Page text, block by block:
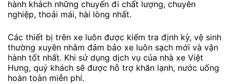
hành khách những chuyến đi chất lượng, chuyên
nghiệp, thoải mái, hài lòng nhất.
Các thiết bị trên xe luôn được kiểm tra định kỳ, vệ sinh
thường xuyên nhằm đảm bảo xe luôn sạch mới và vận
hành tốt nhất. Khi sử dụng dịch vụ của nhà xe Việt
Hưng, quý khách sẽ được hỗ trợ khăn lạnh, nước uống
hoàn toàn miễn phí.